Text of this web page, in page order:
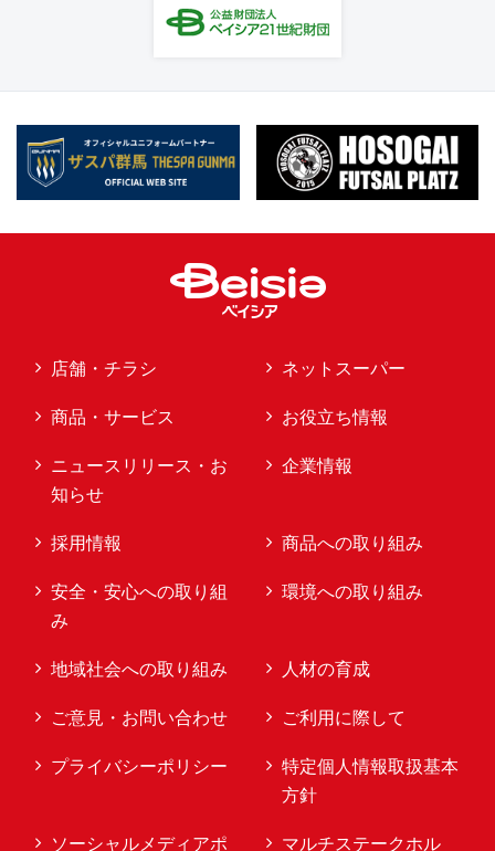
店舗・チラシ ネットスーパー
商品・サービス お役立ち情報
ニュースリリース・お
知らせ
企業情報
採用情報 商品への取り組み
安全・安心への取り組
み
環境への取り組み
地域社会への取り組み 人材の育成
ご意見・お問い合わせ ご利用に際して
プライバシーポリシー
特定個人情報取扱基本
方針
ソーシャルメディアポ マルチステークホル